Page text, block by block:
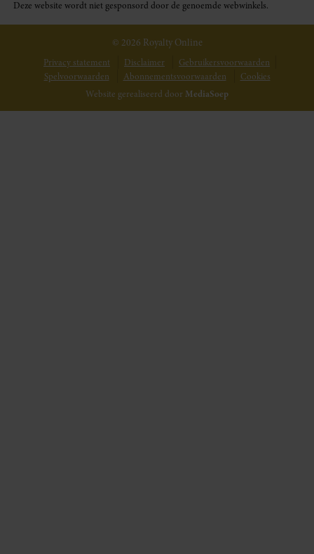
Deze website wordt niet gesponsord door de genoemde webwinkels.
© 2026 Royalty Online
Privacy statement Disclaimer
Gebruikersvoorwaarden
Spelvoorwaarden
Abonnementsvoorwaarden
Cookies
Website gerealiseerd door MediaSoep